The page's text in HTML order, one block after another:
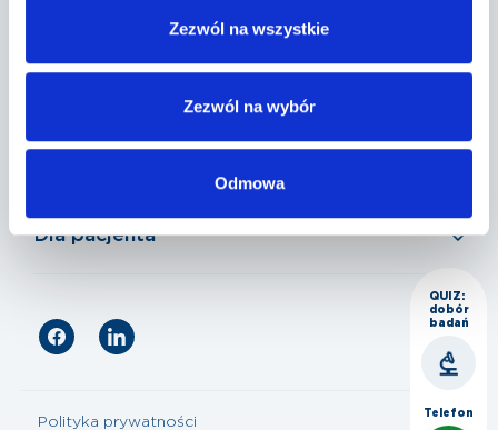
Zezwól na wszystkie
Zezwól na wybór
Odmowa
Nasza oferta
Dla pacjenta
Polityka prywatności
QUIZ:
dobór
badań
Telefon